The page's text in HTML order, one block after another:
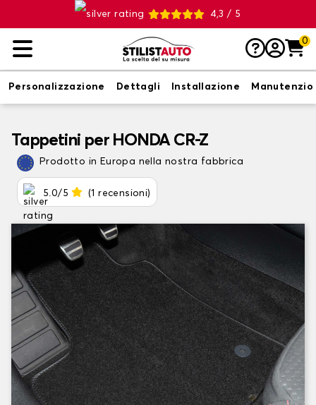
4,3 / 5
0
Personalizzazione Dettagli Installazione
Tappetini per HONDA CR-Z
Prodotto in Europa nella nostra fabbrica
5.0/5 (1 recensioni)